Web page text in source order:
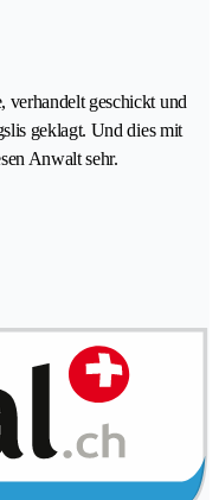
verhandelt geschickt und
geklagt. Und dies mit
Anwalt sehr.